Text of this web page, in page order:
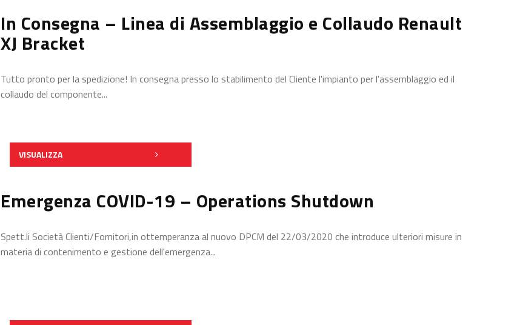
In Consegna – Linea di Assemblaggio e Collaudo Renault
XJ Bracket
Tutto pronto per la spedizione! In consegna presso lo stabilimento del Cliente l'impianto per l'assemblaggio ed il
collaudo del componente...
VISUALIZZA
Emergenza COVID-19 – Operations Shutdown
Spett.li Società Clienti/Fornitori,in ottemperanza al nuovo DPCM del 22/03/2020 che introduce ulteriori misure in
materia di contenimento e gestione dell'emergenza...